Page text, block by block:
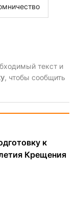
текст и
, чтобы сообщить
к
Крещения